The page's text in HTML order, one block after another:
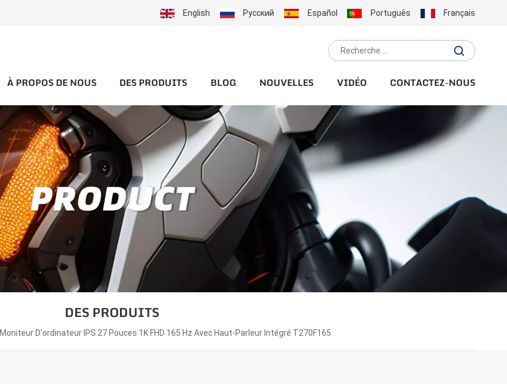
English Русский Español Português Français
À PROPOS DE NOUS DES PRODUITS BLOG NOUVELLES VIDÉO CONTACTEZ-NOUS
DES PRODUITS
Moniteur D'ordinateur IPS 27 Pouces 1K FHD 165 Hz Avec Haut-Parleur Intégré T270F165